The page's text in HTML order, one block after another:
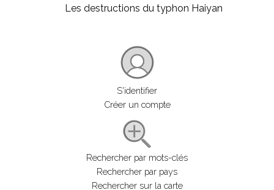
Les destructions du typhon Haiyan
S'identifier
Créer un compte
Rechercher par mots-clés
Rechercher par pays
Rechercher sur la carte